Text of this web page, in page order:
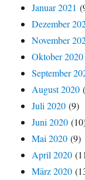
Januar 2021
Dezember
November
Oktober 2020
September
August 2020
Juli 2020 (9)
Juni 2020
Mai 2020 (9)
April 2020
März 2020